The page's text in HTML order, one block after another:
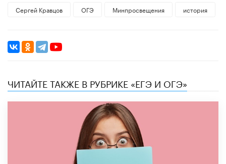
Сергей Кравцов
ОГЭ Минпросвещения история
ЧИТАЙТЕ ТАКЖЕ В РУБРИКЕ «ЕГЭ И ОГЭ»